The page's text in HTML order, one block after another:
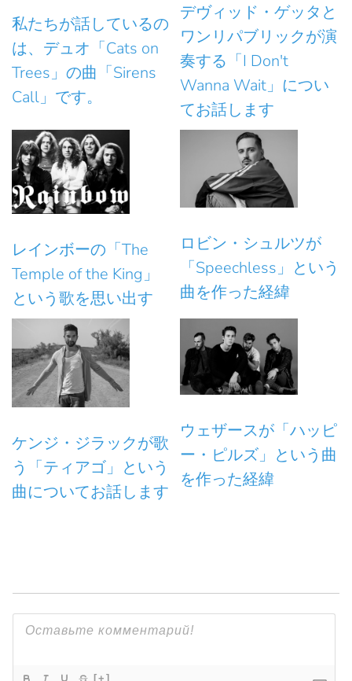
私たちが話しているの
は、デュオ「Cats on
Trees」の曲「Sirens
Call」です。
デヴィッド・ゲッタと
ワンリパブリックが演
奏する「I Don't
Wanna Wait」につい
てお話します
レインボーの「The
Temple of the King」
という歌を思い出す
ロビン・シュルツが
「Speechless」という
曲を作った経緯
ケンジ・ジラックが歌
う「ティアゴ」という
曲についてお話します
ウェザースが「ハッピ
ー・ピルズ」という曲
を作った経緯
[+]